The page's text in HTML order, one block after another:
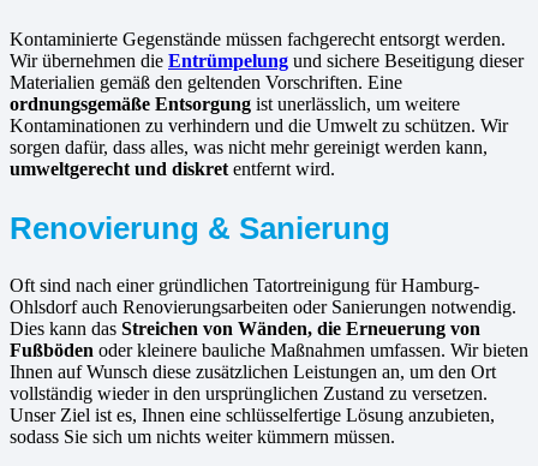
Kontaminierte Gegenstände müssen fachgerecht entsorgt werden.
Wir übernehmen die Entrümpelung und sichere Beseitigung dieser
Materialien gemäß den geltenden Vorschriften. Eine
ordnungsgemäße Entsorgung ist unerlässlich, um weitere
Kontaminationen zu verhindern und die Umwelt zu schützen. Wir
sorgen dafür, dass alles, was nicht mehr gereinigt werden kann,
umweltgerecht und diskret entfernt wird.
Renovierung & Sanierung
Oft sind nach einer gründlichen Tatortreinigung für Hamburg-
Ohlsdorf auch Renovierungsarbeiten oder Sanierungen notwendig.
Dies kann das Streichen von Wänden, die Erneuerung von
Fußböden oder kleinere bauliche Maßnahmen umfassen. Wir bieten
Ihnen auf Wunsch diese zusätzlichen Leistungen an, um den Ort
vollständig wieder in den ursprünglichen Zustand zu versetzen.
Unser Ziel ist es, Ihnen eine schlüsselfertige Lösung anzubieten,
sodass Sie sich um nichts weiter kümmern müssen.